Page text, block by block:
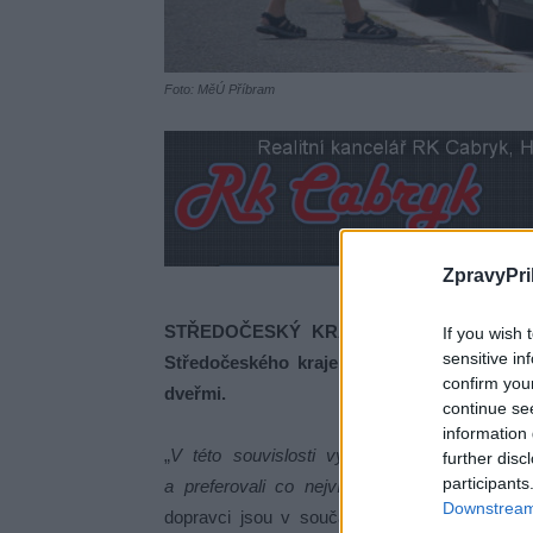
If you wish
sensitive
confirm
continue
information
further
Foto: MěÚ Příbram
STŘEDOČESKÝ KRAJ – Od pondělí
Středočeského kraje obnoveno
dveřmi.
„V této souvislosti vyzýváme cestující,
a preferovali co nejvíce bezkontaktní platby,“
dopravci jsou v současné době, a to i za